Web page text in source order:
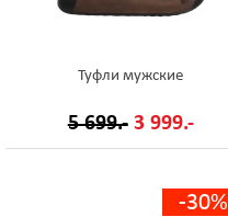
Туфли мужские
5 699.- 3 999.-
-30%